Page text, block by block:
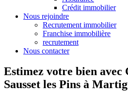
Crédit immobilier
Nous rejoindre
Recrutement immobilier
Franchise immobilière
recrutement
Nous contacter
Estimez votre bien
Sausset les Pins à